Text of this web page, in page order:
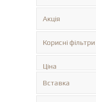
Акція
Корисні фільтри
Ціна
Вставка